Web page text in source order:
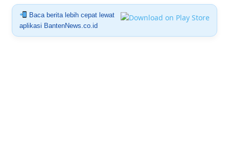
Baca berita lebih cepat lewat
aplikasi BantenNews.co.id